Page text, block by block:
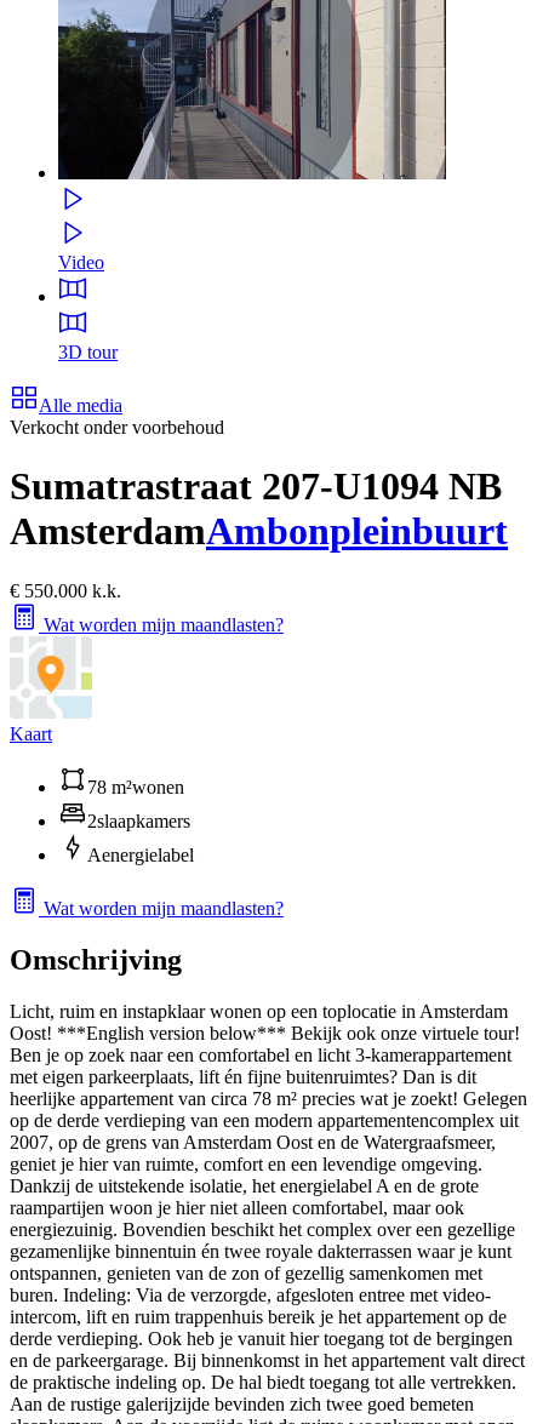
Video
3D tour
Alle media
Verkocht onder voorbehoud
Sumatrastraat 207-U1094 NB
AmsterdamAmbonpleinbuurt
€ 550.000 k.k.
Wat worden mijn maandlasten?
Kaart
78 m²wonen
2slaapkamers
Aenergielabel
Wat worden mijn maandlasten?
Omschrijving
Licht, ruim en instapklaar wonen op een toplocatie in Amsterdam
Oost! ***English version below*** Bekijk ook onze virtuele tour!
Ben je op zoek naar een comfortabel en licht 3-kamerappartement
met eigen parkeerplaats, lift én fijne buitenruimtes? Dan is dit
heerlijke appartement van circa 78 m² precies wat je zoekt! Gelegen
op de derde verdieping van een modern appartementencomplex uit
2007, op de grens van Amsterdam Oost en de Watergraafsmeer,
geniet je hier van ruimte, comfort en een levendige omgeving.
Dankzij de uitstekende isolatie, het energielabel A en de grote
raampartijen woon je hier niet alleen comfortabel, maar ook
energiezuinig. Bovendien beschikt het complex over een gezellige
gezamenlijke binnentuin én twee royale dakterrassen waar je kunt
ontspannen, genieten van de zon of gezellig samenkomen met
buren. Indeling: Via de verzorgde, afgesloten entree met video-
intercom, lift en ruim trappenhuis bereik je het appartement op de
derde verdieping. Ook heb je vanuit hier toegang tot de bergingen
en de parkeergarage. Bij binnenkomst in het appartement valt direct
de praktische indeling op. De hal biedt toegang tot alle vertrekken.
Aan de rustige galerijzijde bevinden zich twee goed bemeten